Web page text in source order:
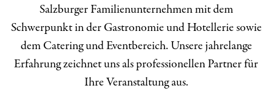
Salzburger Familienunternehmen mit dem
Schwerpunkt in der Gastronomie und Hotellerie sowie
dem Catering und Eventbereich. Unsere jahrelange
Erfahrung zeichnet uns als professionellen Partner für
Ihre Veranstaltung aus.